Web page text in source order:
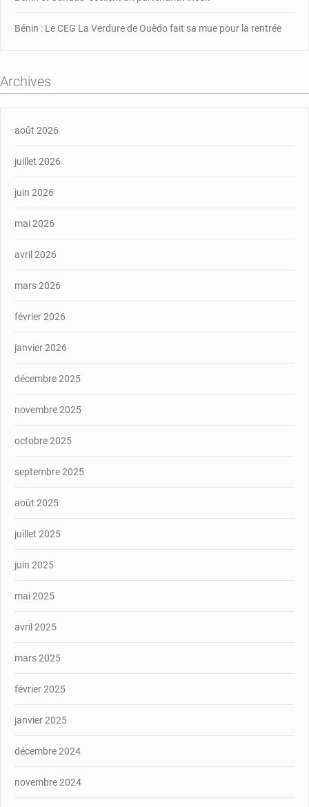
Bénin : Le CEG La Verdure de Ouèdo fait sa mue pour la rentrée
Archives
août 2026
juillet 2026
juin 2026
mai 2026
avril 2026
mars 2026
février 2026
janvier 2026
décembre 2025
novembre 2025
octobre 2025
septembre 2025
août 2025
juillet 2025
juin 2025
mai 2025
avril 2025
mars 2025
février 2025
janvier 2025
décembre 2024
novembre 2024